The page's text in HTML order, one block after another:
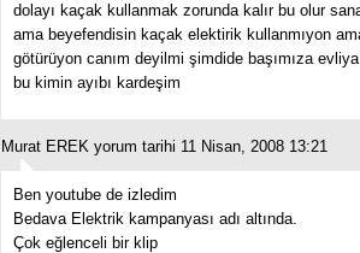
dolayı kaçak kullanmak zorunda kalır bu olur
ama beyefendisin kaçak elektirik kullanmıyon
götürüyon canım deyilmi şimdide başımıza
bu kimin ayıbı kardeşim
Murat EREK yorum tarihi 11 Nisan, 2008 13:21
Ben youtube de izledim
Bedava Elektrik kampanyası adı altında.
Çok eğlenceli bir klip